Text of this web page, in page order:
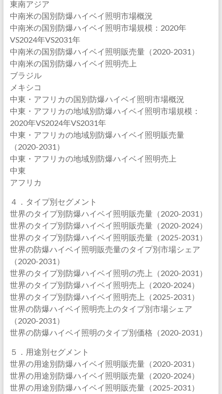
東南アジア
中南米の国別防爆ハイベイ照明市場概況
中南米の国別防爆ハイベイ照明市場規模：2020年
VS2024年VS2031年
中南米の国別防爆ハイベイ照明販売量（2020-2031）
中南米の国別防爆ハイベイ照明売上
ブラジル
メキシコ
中東・アフリカの国別防爆ハイベイ照明市場概況
中東・アフリカの地域別防爆ハイベイ照明市場規模：
2020年VS2024年VS2031年
中東・アフリカの地域別防爆ハイベイ照明販売量
（2020-2031）
中東・アフリカの地域別防爆ハイベイ照明売上
中東
アフリカ
４．タイプ別セグメント
世界のタイプ別防爆ハイベイ照明販売量（2020-2031）
世界のタイプ別防爆ハイベイ照明販売量（2020-2024）
世界のタイプ別防爆ハイベイ照明販売量（2025-2031）
世界の防爆ハイベイ照明販売量のタイプ別市場シェア
（2020-2031）
世界のタイプ別防爆ハイベイ照明の売上（2020-2031）
世界のタイプ別防爆ハイベイ照明売上（2020-2024）
世界のタイプ別防爆ハイベイ照明売上（2025-2031）
世界の防爆ハイベイ照明売上のタイプ別市場シェア
（2020-2031）
世界の防爆ハイベイ照明のタイプ別価格（2020-2031）
５．用途別セグメント
世界の用途別防爆ハイベイ照明販売量（2020-2031）
世界の用途別防爆ハイベイ照明販売量（2020-2024）
世界の用途別防爆ハイベイ照明販売量（2025-2031）